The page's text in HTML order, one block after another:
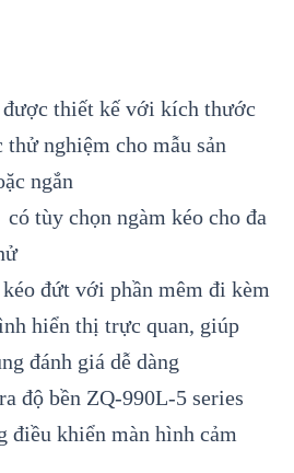
thiết kế với kích thước
thử nghiệm cho mẫu sản
ngắn
tùy chọn ngàm kéo cho đa
đứt với phần mêm đi kèm
hiển thị trực quan, giúp
đánh giá dễ dàng
độ bền ZQ-990L-5 series
điều khiển màn hình cảm